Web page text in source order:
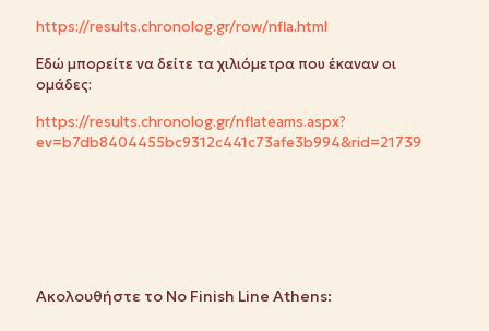
https://results.chronolog.gr/row/nfla.html
Εδώ μπορείτε να δείτε τα χιλιόμετρα που έκαναν οι
ομάδες:
https://results.chronolog.gr/nflateams.aspx?
ev=b7db8404455bc9312c441c73afe3b994&rid=21739
Ακολουθήστε το No Finish Line Athens: